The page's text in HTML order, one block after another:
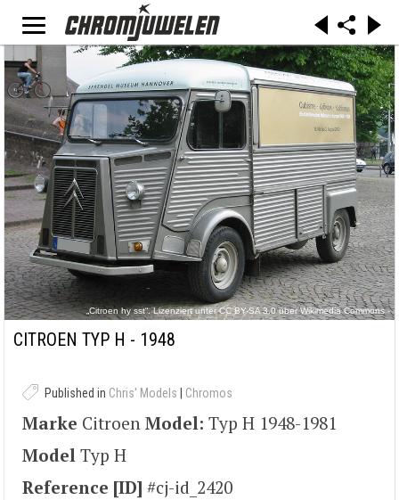
„Citroen hy sst“. Lizenziert unter CC BY-SA 3.0 über Wikimedia Commons -
https://commons.wikimedia.org/wiki/File:Citroen_hy_sst.jpg#/media/File:Citroen_hy_sst.jpg
CITROEN TYP H - 1948
Published in Chris' Models | Chromos
Marke Citroen Model: Typ H 1948-1981
Model Typ H
Reference [ID] #cj-id_2420